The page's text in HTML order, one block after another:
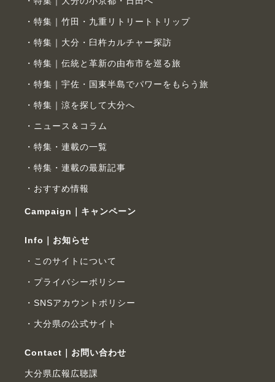
特集｜竹田・九重リトリートトリップ
特集｜大分・臼杵カルチャー探訪
特集｜伝統と革新の由布市を巡る旅
特集｜宇佐・国東半島でパワーをもらう旅
特集｜涼を探して大分へ
ニュース＆コラム
特集・連載の一覧
特集・連載の最新記事
おすすめ情報
Campaign｜キャンペーン
Info｜お知らせ
このサイトについて
プライバシーポリシー
SNSアカウントポリシー
大分県の公式サイト
Contact｜お問い合わせ
大分県広報広聴課